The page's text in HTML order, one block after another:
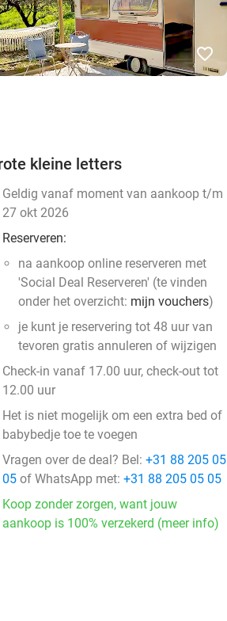
favorite_border
kleine letters
Geldig vanaf moment van aankoop t/m
27 okt 2026
Reserveren:
na aankoop online reserveren met
'Social Deal Reserveren' (te vinden
onder het overzicht: mijn vouchers)
je kunt je reservering tot 48 uur van
tevoren gratis annuleren of wijzigen
Check-in vanaf 17.00 uur, check-out tot
12.00 uur
Het is niet mogelijk om een extra bed of
babybedje toe te voegen
Vragen over de deal? Bel: +31 88 205 05
05 of WhatsApp met: +31 88 205 05 05
Koop zonder zorgen, want jouw
aankoop is 100% verzekerd (meer info)